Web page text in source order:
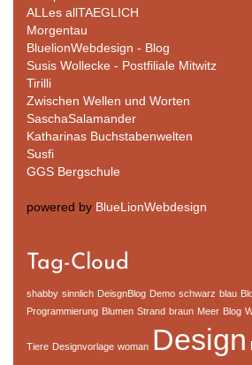
ALLes allTAEGLICH
Morgentau
BluelionWebdesign - Blog
Susis Wollecke - Postfiliale Mitwitz
Tirilli
Zwischen Wellen und Worten
SaschaSalamander
Katharinas Buchstabenwelten
Susfi
GGS Bergschule
powered by BlueLionWebdesign
Tag-Cloud
shabby sinnlich DeisgnBlog Demo schwarz blau
Programmierung Blumen Strand braun Meer Blog
Tiere Designvorlage woman Design